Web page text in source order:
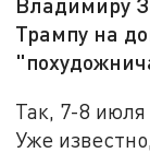
Трампу на
Так, 7-8
Уже